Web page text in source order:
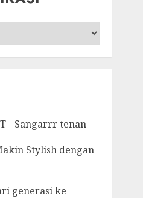
- Sangarrr tenan
Stylish dengan
generasi ke